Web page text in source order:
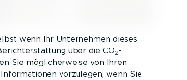
wenn Ihr Unternehmen dieses
über die CO2-
Sie mögli­cher­weise von Ihren
vorzulegen, wenn Sie